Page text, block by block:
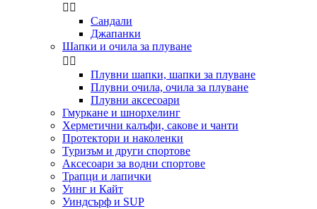
 
Сандали
Джапанки
Шапки и очила за плуване
 
Плувни шапки, шапки за плуване
Плувни очила, очила за плуване
Плувни аксесоари
Гмуркане и шнорхелинг
Херметични калъфи, сакове и чанти
Протектори и наколенки
Туризъм и други спортове
Аксесоари за водни спортове
Трапци и лапички
Уинг и Кайт
Уиндсърф и SUP